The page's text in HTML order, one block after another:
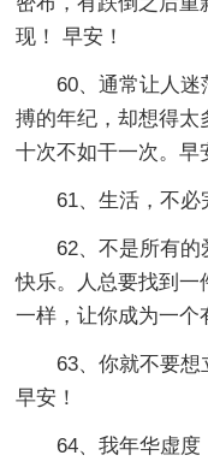
现！ 早安！
60、通常让人
搏的年纪，却想得太
十次不如干一次。早
61、生活，不必
62、不是所有
快乐。人总要找到
一样，让你成为一个
63、你就不要想
早安！
64、我年华虚度